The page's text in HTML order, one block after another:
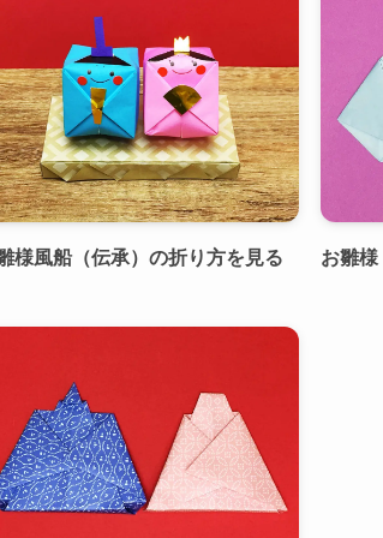
様風船（伝承）の折り方を見る お雛